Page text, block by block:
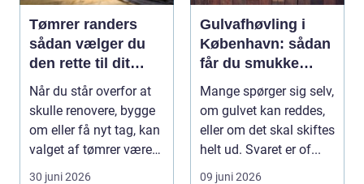
Tømrer randers
sådan vælger du
den rette til dit
byggeprojekt
Når du står overfor at
skulle renovere, bygge
om eller få nyt tag, kan
valget af tømrer være
afgøren...
30 juni 2026
Gulvafhøvling i
København: sådan
får du smukke
trægulve igen
Mange spørger sig selv,
om gulvet kan reddes,
eller om det skal skiftes
helt ud. Svaret er of...
09 juni 2026